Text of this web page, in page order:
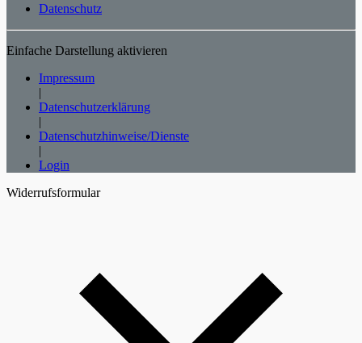
Datenschutz
Einfache Darstellung aktivieren
Impressum
|
Datenschutzerklärung
|
Datenschutzhinweise/Dienste
|
Login
Widerrufsformular